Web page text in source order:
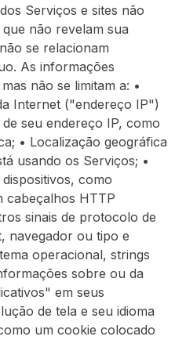
Serviços e sites não
não revelam sua
se relacionam
As informações
não se limitam a: •
Internet ("endereço IP")
seu endereço IP, como
• Localização geográfica
usando os Serviços; •
como
cabeçalhos HTTP
sinais de protocolo de
navegador ou tipo e
operacional, strings
sobre ou da
em seus
de tela e seu idioma
um cookie colocado